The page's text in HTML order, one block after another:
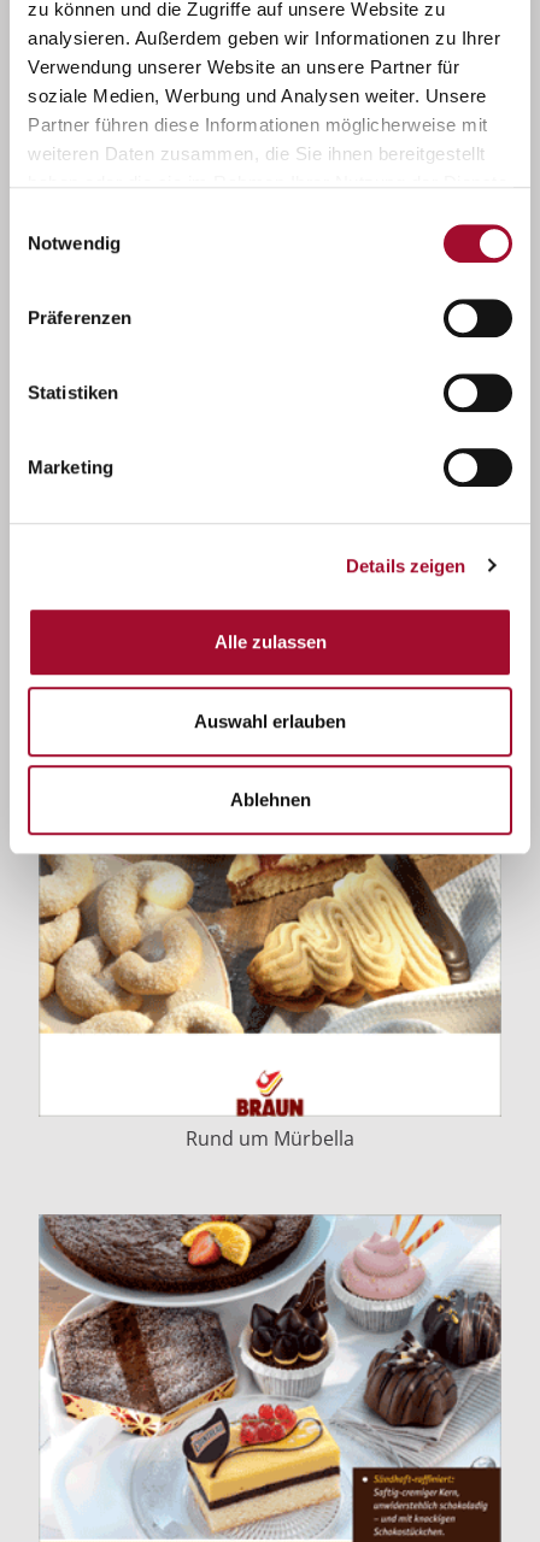
zu können und die Zugriffe auf unsere Website zu
analysieren. Außerdem geben wir Informationen zu Ihrer
Verwendung unserer Website an unsere Partner für
soziale Medien, Werbung und Analysen weiter. Unsere
Partner führen diese Informationen möglicherweise mit
weiteren Daten zusammen, die Sie ihnen bereitgestellt
Notwendig
Präferenzen
Statistiken
Marketing
Details zeigen
Alle zulassen
Auswahl erlauben
Ablehnen
Rund um Mürbella